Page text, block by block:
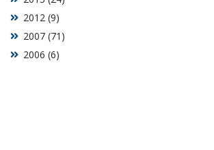
2006 (6)
2007 (71)
2012 (9)